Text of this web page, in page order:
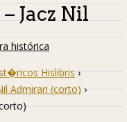
histórica
Jacz Nil
Hislibris ›
Admirari (corto) ›